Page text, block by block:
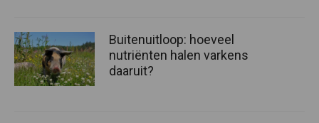
Buitenuitloop: hoeveel
nutriënten halen varkens
daaruit?